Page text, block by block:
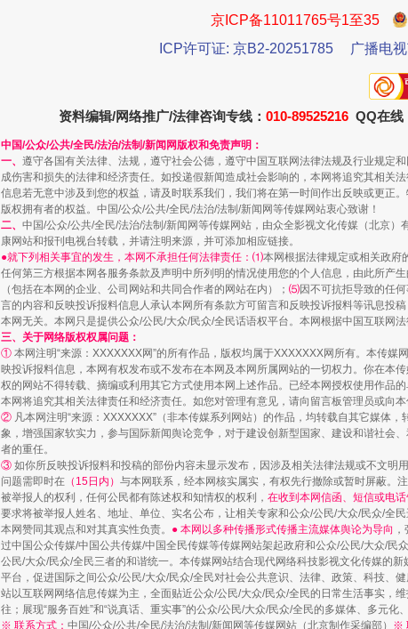
解纷+调解+退费，一次搞定
珠宝鉴
站台名比不上好声名
走近一
漫山遍野的桃花与雪山、麦地、白藏房 除了知识
京ICP备11011765号1至35
ICP许可证: 京B2-20251785
广播电
资料编辑/网络推广/法律咨询专线： 010-89525216 QQ在线
中国/公众/公共/全民/法治/法制/新闻网版权和免责声明：
一、 遵守各国有关法律、法规，遵守社会公德，遵守中国互联网法律法规及行业规定
成伤害和损失的法律和经济责任。如投递假新闻造成社会影响的，本网将追究其相关
信息若无意中涉及到您的权益，请及时联系我们，我们将在第一时间作出反映或更正
版权拥有者的权益。中国/公众/公共/全民/法治/法制/新闻网等传媒网站衷心致谢！
二、 中国/公众/公共/全民/法治/法制/新闻网等传媒网站，由众全影视文化传媒（北京
康网站和报刊电视台转载，并请注明来源，并可添加相应链接。
●就下列相关事宜的发生，本网不承担任何法律责任：⑴本网根据法律规定或相关政府
任何第三方根据本网各服务条款及声明中所列明的情况使用您的个人信息，由此所产生
（包括在本网的企业、公司网站和共同合作者的网站在内）； ⑸因不可抗拒导致的任何
言的内容和反映投诉报料信息人承认本网所有条款方可留言和反映投诉报料等讯息投
本网无关。本网只是提供公众/公民/大众/民众/全民话语权平台。本网根据中国互联网
三、关于网络版权权属问题：
① 本网注明“来源：XXXXXXX网”的所有作品，版权均属于XXXXXXX网所有。本传
映投诉报料信息，本网有权发布或不发布在本网及本网所属网站的一切权力。你在本
权的网站不得转载、摘编或利用其它方式使用本网上述作品。已经本网授权使用作品
本网将追究其相关法律责任和经济责任。如您对管理有意见，请向留言板管理员或向本
② 凡本网注明“来源：XXXXXXX”（非本传媒系列网站）的作品，均转载自其它媒体
象，增强国家软实力，参与国际新闻舆论竞争，对于建设创新型国家、建设和谐社会
者的重任。
③ 如你所反映投诉报料和投稿的部份内容未显示发布，因涉及相关法律法规或不文
问题需即时在 （15日内） 与本网联系，经本网核实属实，有权先行撤除或暂时屏蔽。
被举报人的权利，任何公民都有陈述权和知情权的权利， 在收到本网信函、短信或电
要求将被举报人姓名、地址、单位、实名公布，让相关专家和公众/公民/大众/民众/全
本网赞同其观点和对其真实性负责。 ● 本网以多种传播形式传播主流媒体舆论为导向
过中国公众传媒/中国公共传媒/中国全民传媒等传媒网站架起政府和公众/公民/大众/
公民/大众/民众/全民三者的和谐统一。本传媒网站结合现代网络科技影视文化传媒的
平台，促进国际之间公众/公民/大众/民众/全民对社会公共意识、法律、政策、科技、
站以互联网网络信息传媒为主，全面贴近公众/公民/大众/民众/全民的日常生活事实，
往；展现“服务百姓”和“说真话、重实事”的公众/公民/大众/民众/全民的多媒体、多元化
※ 联系方式： 中国/公众/公共/全民/法治/法制/新闻网等传媒网站（北京制作采编部） ※